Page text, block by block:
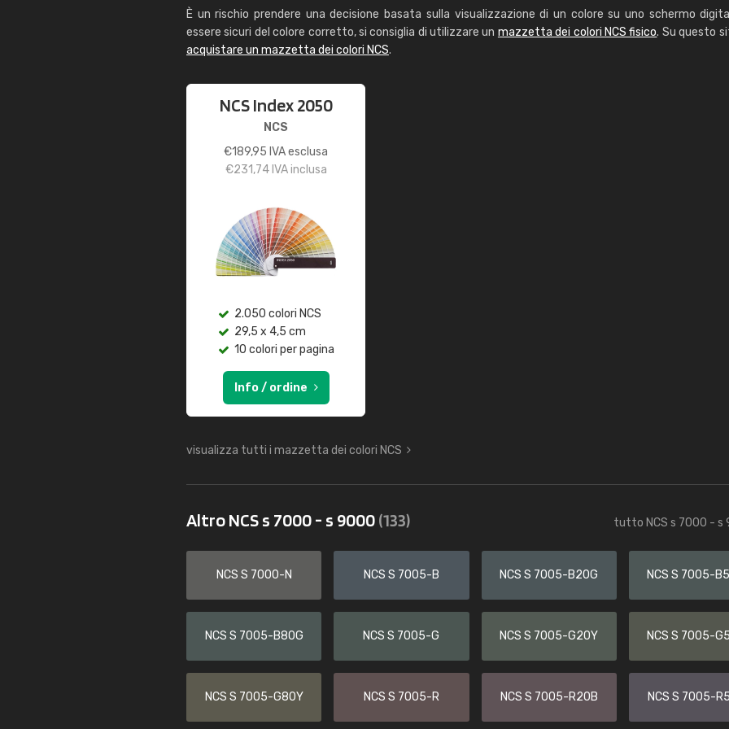
È un rischio prendere una decisione basata sulla visualizzazione di un colore su uno schermo
essere sicuri del colore corretto, si consiglia di utilizzare un mazzetta dei colori NCS fisico. Su questo
acquistare un mazzetta dei colori NCS.
NCS Index 2050
NCS
€189,95 IVA esclusa
€231,74IVA inclusa
2.050 colori NCS
29,5 x 4,5 cm
10 colori per pagina
Info / ordine
visualizza tutti i mazzetta dei colori NCS
Altro NCS s 7000 - s 9000(133) tutto NCS s 7000 - s
NCS S 7000-N NCS S 7005-B NCS S 7005-B20G NCS S 7005-
NCS S 7005-B80G NCS S 7005-G NCS S 7005-G20Y NCS S 7005-
NCS S 7005-G80Y NCS S 7005-R NCS S 7005-R20B NCS S 7005-